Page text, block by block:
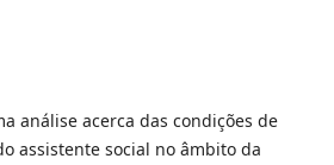
análise acerca das condições de
assistente social no âmbito da